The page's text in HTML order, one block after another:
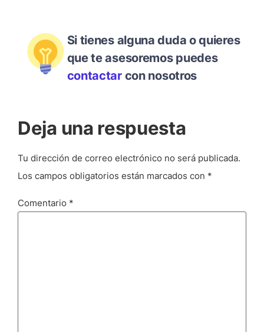
Si tienes alguna duda o quieres
que te asesoremos puedes
contactarcon nosotros
Deja una respuesta
Tu dirección de correo electrónico no será publicada.
Los campos obligatorios están marcados con *
Comentario *